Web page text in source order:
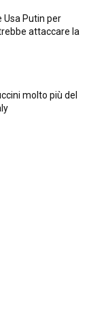
Usa Putin per
attaccare la
molto più del